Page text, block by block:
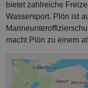
bietet zahlreiche
Wassersport. Plön ist
macht Plön zu einem